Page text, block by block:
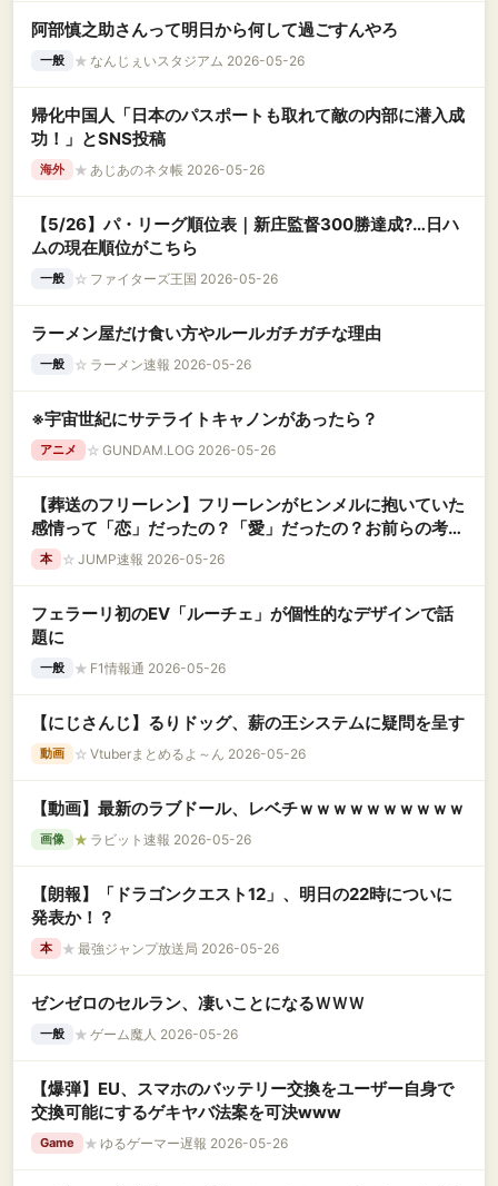
阿部慎之助さんって明日から何して過ごすんやろ
一般 ★ なんじぇいスタジアム 2026-05-26
帰化中国人「日本のパスポートも取れて敵の内部に潜入成
功！」とSNS投稿
海外 ★ あじあのネタ帳 2026-05-26
【5/26】パ・リーグ順位表｜新庄監督300勝達成?…日ハ
ムの現在順位がこちら
一般 ☆ ファイターズ王国 2026-05-26
ラーメン屋だけ食い方やルールガチガチな理由
一般 ☆ ラーメン速報 2026-05-26
※宇宙世紀にサテライトキャノンがあったら？
アニメ ☆ GUNDAM.LOG 2026-05-26
【葬送のフリーレン】フリーレンがヒンメルに抱いていた
感情って「恋」だったの？「愛」だったの？お前らの考察
聞かせろ！
本 ☆ JUMP速報 2026-05-26
フェラーリ初のEV「ルーチェ」が個性的なデザインで話
題に
一般 ★ F1情報通 2026-05-26
【にじさんじ】るりドッグ、薪の王システムに疑問を呈す
動画 ☆ Vtuberまとめるよ～ん 2026-05-26
【動画】最新のラブドール、レベチｗｗｗｗｗｗｗｗｗｗ
画像 ★ ラビット速報 2026-05-26
【朗報】「ドラゴンクエスト12」、明日の22時についに
発表か！？
本 ★ 最強ジャンプ放送局 2026-05-26
ゼンゼロのセルラン、凄いことになるＷＷＷ
一般 ★ ゲーム魔人 2026-05-26
【爆弾】EU、スマホのバッテリー交換をユーザー自身で
交換可能にするゲキヤバ法案を可決www
Game ★ ゆるゲーマー遅報 2026-05-26